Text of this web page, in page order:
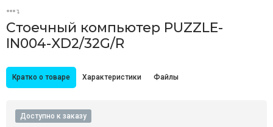
Стоечный компьютер PUZZLE-
IN004-XD2/32G/R
Кратко о товаре Характеристики Файлы
Доступно к заказу